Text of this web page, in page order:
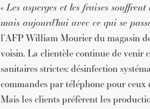
«Les asperges et les fraises
mais aujourd’hui avec ce qui se
l’AFP William Mourier du magasin
voisin. La clientèle continue de venir
sanitaires strictes: désinfection
commandes par téléphone pour
Mais les clients préfèrent les